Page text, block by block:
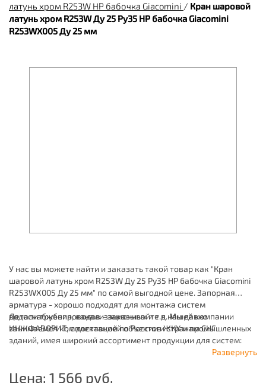
латунь хром R253W НР бабочка Giacomini / Кран шаровой
латунь хром R253W Ду 25 Ру35 НР бабочка Giacomini
R253WX005 Ду 25 мм
У нас вы можете найти и заказать такой товар как "Кран
шаровой латунь хром R253W Ду 25 Ру35 НР бабочка Giacomini
R253WX005 Ду 25 мм" по самой выгодной цене. Запорная
арматура - хорошо подходят для монтажа систем
водоснабжения, канализационных и т.д. Мы давно
занимаемся комплектацией объектов ЖКХ и промышленных
зданий, имея широкий ассортимент продукции для систем:
отопления, водоснабжения, канализации и пожаротушения.
Детали трубопроводов - заказывайте в нашей компании
ИНЖФАВОРИТ, с доставкой по России и странам СНГ.
Развернуть
Цена: 1 566 руб.